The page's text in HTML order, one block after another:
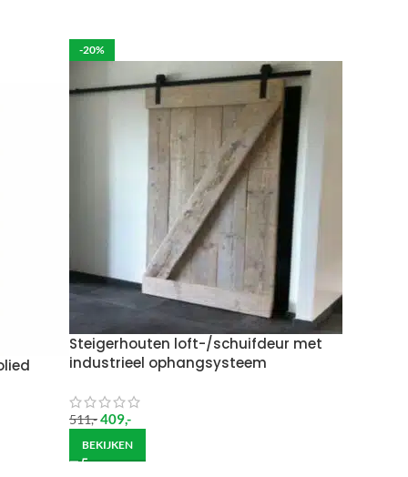
voor de eventuele schade aan het product.
week in rekening brengen.
brengen. De kosten hiervan zijn €59 daar
je het meubel gemonteerd hebben op een
moet helpen om de goederen op de juiste
-20%
Steigerhouten loft-/schuifdeur met
industrieel ophangsysteem
511,-409,-
BEKIJKEN